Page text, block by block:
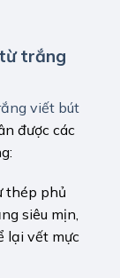
trắng
viết bút
được các
thép phủ
siêu mịn,
lại vết mực